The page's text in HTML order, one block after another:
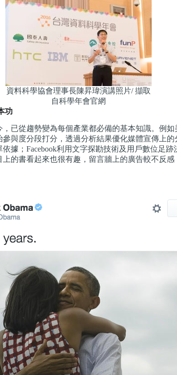
資料科學協會理事長陳昇瑋演講照片/ 擷取
自科學年會官網
功
已從趨勢變為每個產業都必備的基本知識。例
與度分段打分，透過分析結果優化媒體宣傳上
據；Facebook利用文字探勘技術及用戶數位足
的書看起來也很有趣，留言牆上的廣告較不反